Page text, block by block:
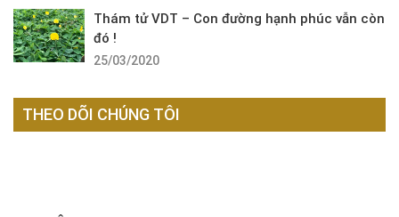
Thám tử VDT – Con đường hạnh phúc vẫn còn
đó !
25/03/2020
THEO DÕI CHÚNG TÔI